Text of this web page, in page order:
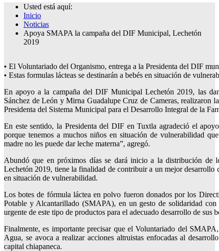
Usted está aquí:
Inicio
Noticias
Apoya SMAPA la campaña del DIF Municipal, Lechetón
2019
• El Voluntariado del Organismo, entrega a la Presidenta del DIF
• Estas formulas lácteas se destinarán a bebés en situación de
En apoyo a la campaña del DIF Municipal Lechetón 2019, las
Sánchez de León y Mirna Guadalupe Cruz de Cameras, realizaron
Presidenta del Sistema Municipal para el Desarrollo Integral de la
En este sentido, la Presidenta del DIF en Tuxtla agradeció el
porque tenemos a muchos niños en situación de vulnerabilidad
madre no les puede dar leche materna”, agregó.
Abundó que en próximos días se dará inicio a la distribución de
Lechetón 2019, tiene la finalidad de contribuir a un mejor desarrollo
en situación de vulnerabilidad.
Los botes de fórmula láctea en polvo fueron donados por los
Potable y Alcantarillado (SMAPA), en un gesto de solidaridad
urgente de este tipo de productos para el adecuado desarrollo de sus
Finalmente, es importante precisar que el Voluntariado del
Agua, se avoca a realizar acciones altruistas enfocadas al
capital chiapaneca.